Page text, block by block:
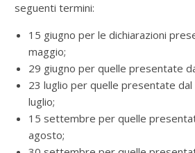
seguenti termini:
15 giugno per le dichiarazioni
maggio;
29 giugno per quelle presentate
23 luglio per quelle presentate dal
luglio;
15 settembre per quelle
agosto;